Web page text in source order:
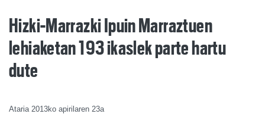
Hizki-Marrazki Ipuin Marraztuen
lehiaketan 193 ikaslek parte hartu
dute
Ataria 2013ko apirilaren 23a